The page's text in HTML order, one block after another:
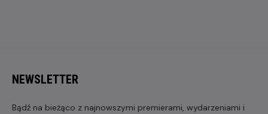
NEWSLETTER
Bądź na bieżąco z najnowszymi premierami, wydarzeniami i